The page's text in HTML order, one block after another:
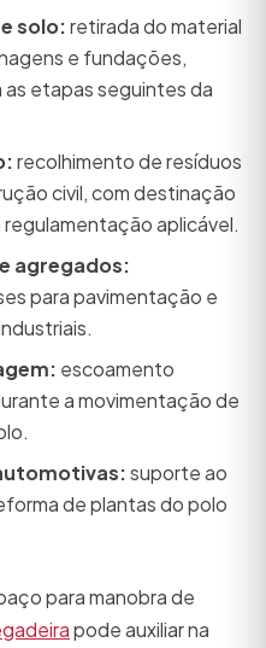
solo:retirada do material
e fundações,
etapas seguintes da
recolhimento de resíduos
civil, com destinação
aplicável.
agregados:
para pavimentação e
escoamento
a movimentação de
suporte ao
de plantas do polo
para manobra de
pode auxiliar na